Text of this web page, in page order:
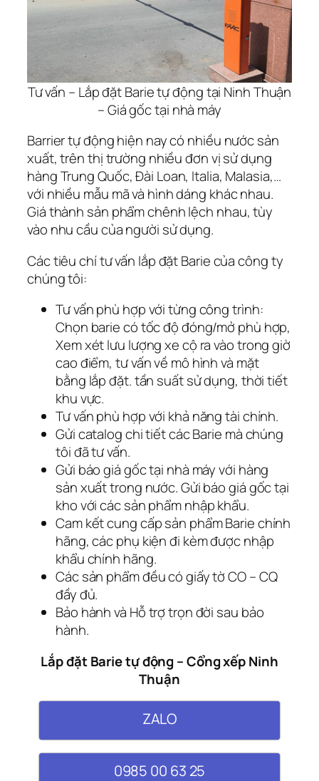
Tư vấn – Lắp đặt Barie tự động tại Ninh Thuận
– Giá gốc tại nhà máy
Barrier tự động hiện nay có nhiều nước sản
xuất, trên thị trường nhiều đơn vị sử dụng
hàng Trung Quốc, Đài Loan, Italia, Malasia,…
với nhiều mẫu mã và hình dáng khác nhau.
Giá thành sản phẩm chênh lệch nhau, tùy
vào nhu cầu của người sử dụng.
Các tiêu chí tư vấn lắp đặt Barie của công ty
chúng tôi:
Tư vấn phù hợp với từng công trình:
Chọn barie có tốc độ đóng/mở phù hợp,
Xem xét lưu lượng xe cộ ra vào trong giờ
cao điểm, tư vấn về mô hình và mặt
bằng lắp đặt. tần suất sử dụng, thời tiết
khu vực.
Tư vấn phù hợp với khả năng tài chính.
Gửi catalog chi tiết các Barie mà chúng
tôi đã tư vấn.
Gửi báo giá gốc tại nhà máy với hàng
sản xuất trong nước. Gửi báo giá gốc tại
kho với các sản phẩm nhập khẩu.
Cam kết cung cấp sản phẩm Barie chính
hãng, các phụ kiện đi kèm được nhập
khẩu chính hãng.
Các sản phẩm đều có giấy tờ CO – CQ
đầy đủ.
Bảo hành và Hỗ trợ trọn đời sau bảo
hành.
Lắp đặt Barie tự động – Cổng xếp Ninh
Thuận
ZALO
0985 00 63 25